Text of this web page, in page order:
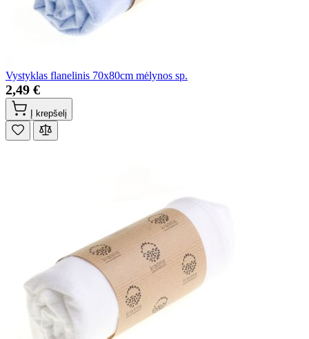
Vystyklas flanelinis 70x80cm mėlynos sp.
2,49 €
Į krepšelį